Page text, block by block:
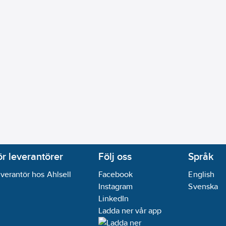
leverantörer
hos Ahlsell
Följ oss
Facebook
Instagram
LinkedIn
Ladda ner vår app
Språk
English
Svenska